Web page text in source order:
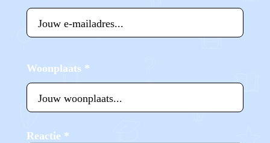
Woonplaats *
Reactie *